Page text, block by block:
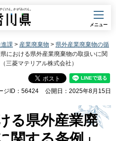
県
メニュー
課 > 産業廃棄物 > 県外産業廃棄物の循
における県外産業廃棄物の取扱いに関
三菱マテリアル株式会社）
ジID：56424 公開日：2025年8月15日
る県外産業廃